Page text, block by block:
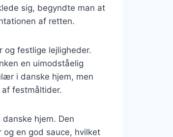
sig, begyndte man at
af retten.
og festlige lejligheder.
en uimodståelig
i danske hjem, men
festmåltider.
hjem. Den
en god sauce, hvilket